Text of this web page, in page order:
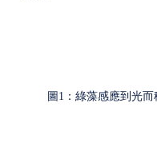
圖1：綠藻感應到光而